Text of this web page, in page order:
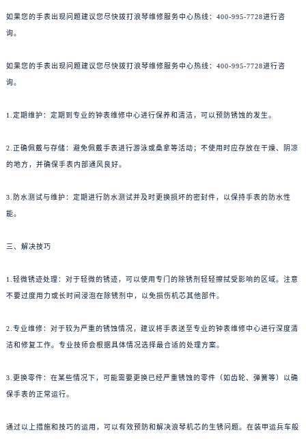
如果您的手表出现问题建议您尽快拨打浪琴维修服务中心热线：400-995-7728进行咨
询。
如果您的手表出现问题建议您尽快拨打浪琴维修服务中心热线：400-995-7728进行咨
询。
1.定期维护：定期到专业的钟表维修中心进行保养和清洁，可以预防锈蚀的发生。
2.正确佩戴与存储：避免佩戴手表进行游泳或桑拿等活动；不使用时应存放在干燥、阴凉
的地方，并确保手表内部通风良好。
3.防水测试与维护：定期进行防水测试并及时更换损坏的密封件，以保持手表的防水性
能。
三、解决技巧
1.轻微锈迹处理：对于轻微的锈迹，可以使用专门的除锈剂轻轻擦拭受影响的区域。注意
不要过度用力或长时间浸泡在除锈剂中，以免损伤机芯其他部件。
2.专业维修：对于较为严重的锈蚀情况，建议将手表送至专业的钟表维修中心进行深度清
洁和修复工作。专业技师会根据具体情况选择最合适的处理方案。
3.更换零件：在某些情况下，可能需要更换已经严重锈蚀的零件（如齿轮、弹簧等）以确
保手表的正常运行。
通过以上措施和技巧的运用，可以有效预防和解决浪琴机芯的生锈问题。在装甲运兵车般